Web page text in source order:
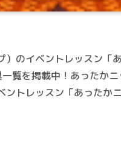
）のイベントレッスン「
覧を掲載中！あったか
ントレッスン「あったか